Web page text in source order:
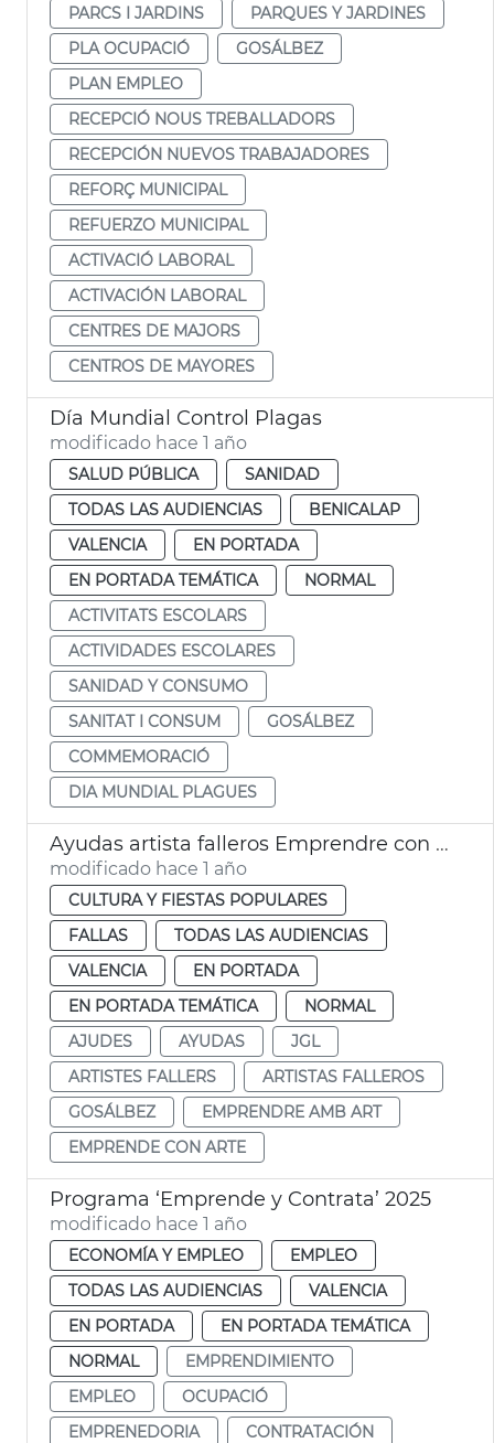
PARCS I JARDINS
PARQUES Y JARDINES
PLA OCUPACIÓ
GOSÁLBEZ
PLAN EMPLEO
RECEPCIÓ NOUS TREBALLADORS
RECEPCIÓN NUEVOS TRABAJADORES
REFORÇ MUNICIPAL
REFUERZO MUNICIPAL
ACTIVACIÓ LABORAL
ACTIVACIÓN LABORAL
CENTRES DE MAJORS
CENTROS DE MAYORES
Día Mundial Control Plagas
modificado hace 1 año
SALUD PÚBLICA
SANIDAD
TODAS LAS AUDIENCIAS
BENICALAP
VALENCIA
EN PORTADA
EN PORTADA TEMÁTICA
NORMAL
ACTIVITATS ESCOLARS
ACTIVIDADES ESCOLARES
SANIDAD Y CONSUMO
SANITAT I CONSUM
GOSÁLBEZ
COMMEMORACIÓ
DIA MUNDIAL PLAGUES
Ayudas artista falleros Emprendre con Arte
modificado hace 1 año
CULTURA Y FIESTAS POPULARES
FALLAS
TODAS LAS AUDIENCIAS
VALENCIA
EN PORTADA
EN PORTADA TEMÁTICA
NORMAL
AJUDES
AYUDAS
JGL
ARTISTES FALLERS
ARTISTAS FALLEROS
GOSÁLBEZ
EMPRENDRE AMB ART
EMPRENDE CON ARTE
Programa ‘Emprende y Contrata’ 2025
modificado hace 1 año
ECONOMÍA Y EMPLEO
EMPLEO
TODAS LAS AUDIENCIAS
VALENCIA
EN PORTADA
EN PORTADA TEMÁTICA
NORMAL
EMPRENDIMIENTO
EMPLEO
OCUPACIÓ
EMPRENEDORIA
CONTRATACIÓN